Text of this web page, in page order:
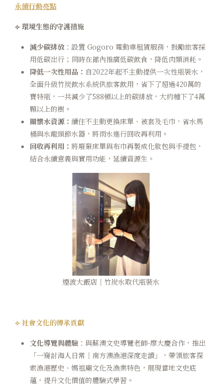
永續行動亮點
⟣ 環境生態的守護措施
減少碳排放 ：設置 Gogoro 電動車租賃服務，鼓勵旅客採
用低碳出行；同時在館內推廣低碳飲食，降低肉類消耗。
降低一次性用品： 自2022年起不主動提供一次性瓶裝水，
全面升級竹炭飲水系統供旅客飲用，省下了超過420萬的
寶特瓶，一共減少了588頓以上的碳排放，大約種下了4萬
顆以上的樹。
關懷水資源： 續住不主動更換床單、被套及毛巾，省水馬
桶與水龍頭節水器，將雨水進行回收再利用。
回收再利用： 將廢棄床單與布巾再製成化妝包與手提包，
結合永續意義與實用功能，延續資源生。
煙波大飯店｜竹炭水取代瓶裝水
⟣ 社會文化的傳承貢獻
文化導覽與體驗 ：與蘇澳文史導覽老師-廖大慶合作，推出
「一窺討海人日常｜南方澳漁港深度走讀」，帶領旅客探
索漁港歷史、媽祖廟文化及漁業特色，展現當地文史底
蘊，提升文化價值的體驗式學習。